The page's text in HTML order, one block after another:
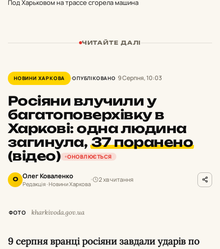
Под Харьковом на трассе сгорела машина
ЧИТАЙТЕ ДАЛІ
НОВИНИ ХАРКОВА ОПУБЛІКОВАНО 9 Серпня, 10:03
Росіяни влучили у
багатоповерхівку в
Харкові: одна людина
загинула, 37 поранено
(відео)
ОНОВЛЮЄТЬСЯ
О Олег Коваленко
Редакція · Новини Харкова
2 хв читання
ФОТО kharkivoda.gov.ua
9 серпня вранці росіяни завдали ударів по